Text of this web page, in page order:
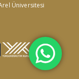
Üniversitesi